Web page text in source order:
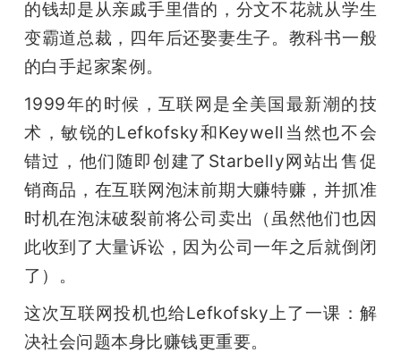
的钱却是从亲戚手里借的，分文不花就从学生
变霸道总裁，四年后还娶妻生子。教科书一般
的白手起家案例。
1999年的时候，互联网是全美国最新潮的技
术，敏锐的Lefkofsky和Keywell当然也不会
错过，他们随即创建了Starbelly网站出售促
销商品，在互联网泡沫前期大赚特赚，并抓准
时机在泡沫破裂前将公司卖出（虽然他们也因
此收到了大量诉讼，因为公司一年之后就倒闭
了）。
这次互联网投机也给Lefkofsky上了一课：解
决社会问题本身比赚钱更重要。